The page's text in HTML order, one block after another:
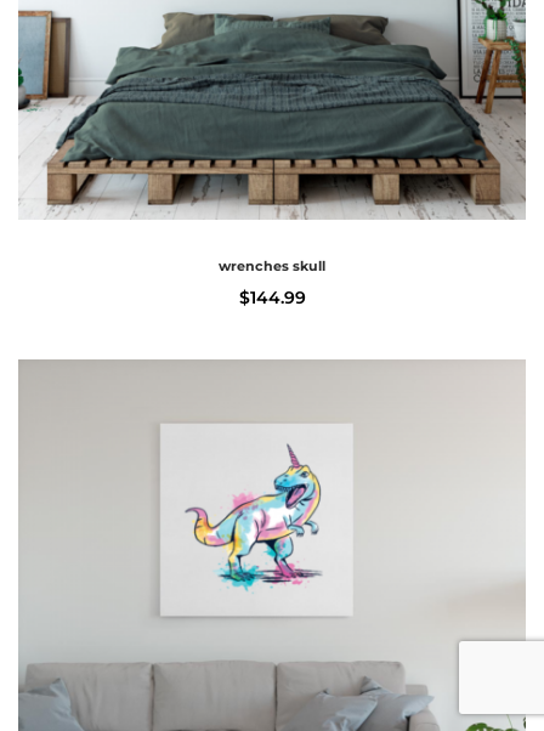
wrenches skull
$144.99